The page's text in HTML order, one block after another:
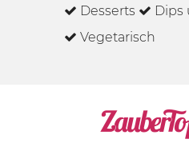
Desserts
Dips
Vegetarisch